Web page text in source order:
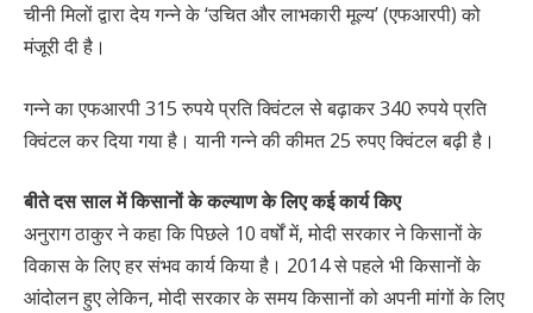
चीनी मिलों द्वारा देय गन्ने के ‘उचित और लाभकारी मूल्य’ (एफआरपी) को
मंजूरी दी है।
गन्ने का एफआरपी 315 रुपये प्रति क्विंटल से बढ़ाकर 340 रुपये प्रति
क्विंटल कर दिया गया है। यानी गन्ने की कीमत 25 रुपए क्विंटल बढ़ी है।
बीते दस साल में किसानों के कल्याण के लिए कई कार्य किए
अनुराग ठाकुर ने कहा कि पिछले 10 वर्षों में, मोदी सरकार ने किसानों के
विकास के लिए हर संभव कार्य किया है। 2014 से पहले भी किसानों के
आंदोलन हुए लेकिन, मोदी सरकार के समय किसानों को अपनी मांगों के लिए